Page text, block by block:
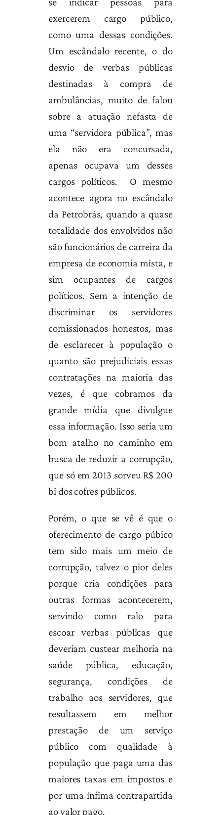
exercerem cargo público,
como uma dessas condições.
Um escândalo recente, o do
desvio de verbas públicas
destinadas à compra de
ambulâncias, muito de falou
sobre a atuação nefasta de
uma “servidora pública”, mas
ela não era concursada,
apenas ocupava um desses
cargos políticos. O mesmo
acontece agora no escândalo
da Petrobrás, quando a quase
totalidade dos envolvidos não
são funcionários de carreira da
empresa de economia mista, e
sim ocupantes de cargos
políticos. Sem a intenção de
discriminar os servidores
comissionados honestos, mas
de esclarecer à população o
quanto são prejudiciais essas
contratações na maioria das
vezes, é que cobramos da
grande mídia que divulgue
essa informação. Isso seria um
bom atalho no caminho em
busca de reduzir a corrupção,
que só em 2013 sorveu R$ 200
bi dos cofres públicos.
Porém, o que se vê é que o
oferecimento de cargo púbico
tem sido mais um meio de
corrupção, talvez o pior deles
porque cria condições para
outras formas acontecerem,
servindo como ralo para
escoar verbas públicas que
deveriam custear melhoria na
saúde pública, educação,
segurança, condições de
trabalho aos servidores, que
resultassem em melhor
prestação de um serviço
público com qualidade à
população que paga uma das
maiores taxas em impostos e
por uma ínfima contrapartida
ao valor pago.